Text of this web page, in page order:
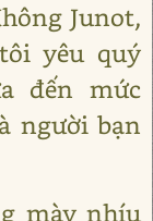
Junot,
yêu quý
đến mức
người bạn
mày nhíu